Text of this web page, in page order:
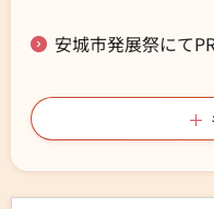
安城市発展祭にて